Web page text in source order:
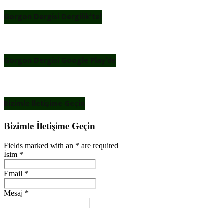
Gorgon Dergisi Dergilik’te!
Gorgon Dergisi Google Play’de
Bizimle İletişime Geçin
Bizimle İletişime Geçin
Fields marked with an * are required
İsim *
Email *
Mesaj *